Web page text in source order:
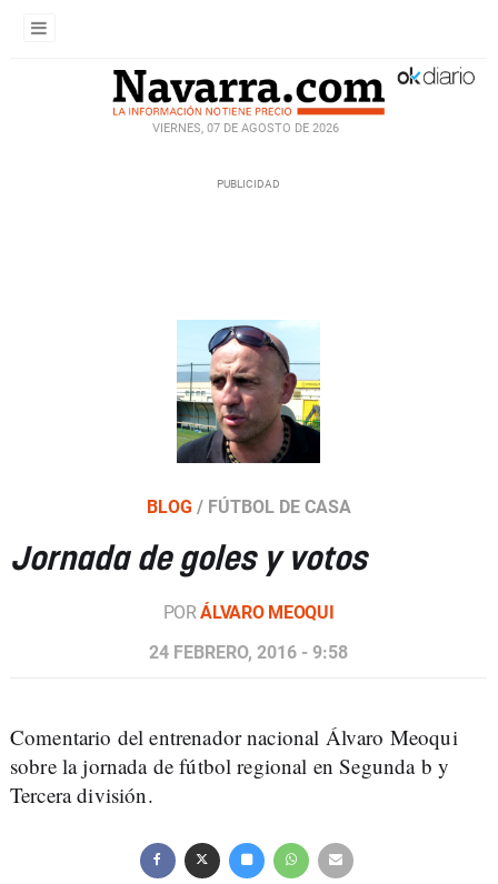
VIERNES, 07 DE AGOSTO DE 2026
BLOG / FÚTBOL DE CASA
Jornada de goles y votos
PORÁLVARO MEOQUI
24 FEBRERO, 2016 - 9:58
Comentario del entrenador nacional Álvaro Meoqui
sobre la jornada de fútbol regional en Segunda b y
Tercera división.